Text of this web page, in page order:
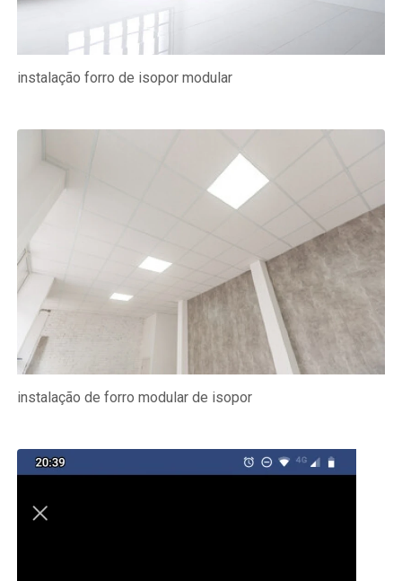
instalação forro de isopor modular
instalação de forro modular de isopor